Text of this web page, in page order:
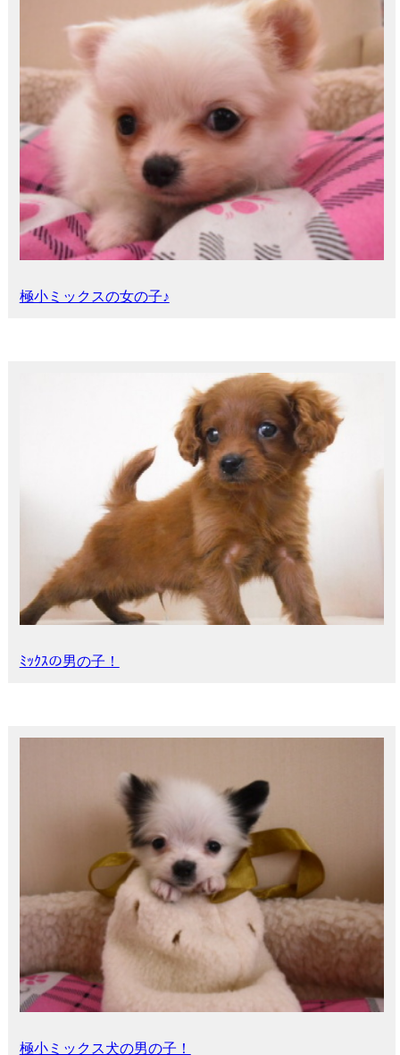
極小ミックスの女の子♪
ﾐｯｸｽの男の子！
極小ミックス犬の男の子！